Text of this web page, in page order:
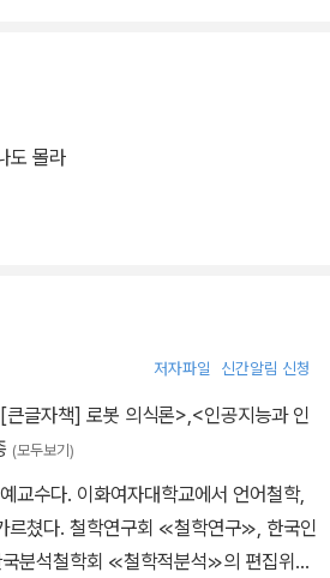
마로 여겨져 왔다. 어떤 전통은 마음의
무(無)라고 하며, 또다른 전통은 그 자
라는 명제에 대하여 동양의 전통이 수
근하였다면, 서양전통은 피안의 실재에
체로 간주하였다.
제는 아니라고 말한다. 이러한 의미에서
동일성이라 추론하고, 그에 대한 이론
원론의 구조를 반영하고 있음을 지적하
에서 접근될 수 있는 가능성을 탐색한
도 몰라
저자파일 신간알림 신청
큰글자책] 로봇 의식론>,<인공지능과 인
(모두보기)
교수다. 이화여자대학교에서 언어철학,
르쳤다. 철학연구회 ≪철학연구≫, 한국인
분석철학회 ≪철학적분석≫의 편집위원